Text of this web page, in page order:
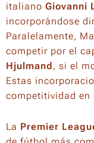
italiano Giovanni
incorporándose
Paralelamente,
competir por el
Hjulmand, si el
Estas
competitividad
La Premier